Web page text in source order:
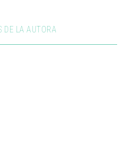
DE LA AUTORA